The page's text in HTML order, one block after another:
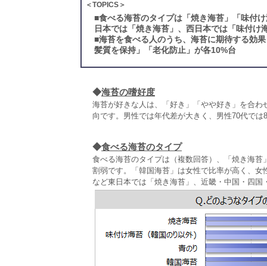
＜TOPICS＞
■食べる海苔のタイプは「焼き海苔」「味付
日本では「焼き海苔」、西日本では「味付け
■海苔を食べる人のうち、海苔に期待する効
髪質を保持」「老化防止」が各10%台
◆海苔の嗜好度
海苔が好きな人は、「好き」「やや好き」を合
向です。男性では年代差が大きく、男性70代で
◆食べる海苔のタイプ
食べる海苔のタイプは（複数回答）、「焼き海
割弱です。「韓国海苔」は女性で比率が高く、
など東日本では「焼き海苔」、近畿・中国・四